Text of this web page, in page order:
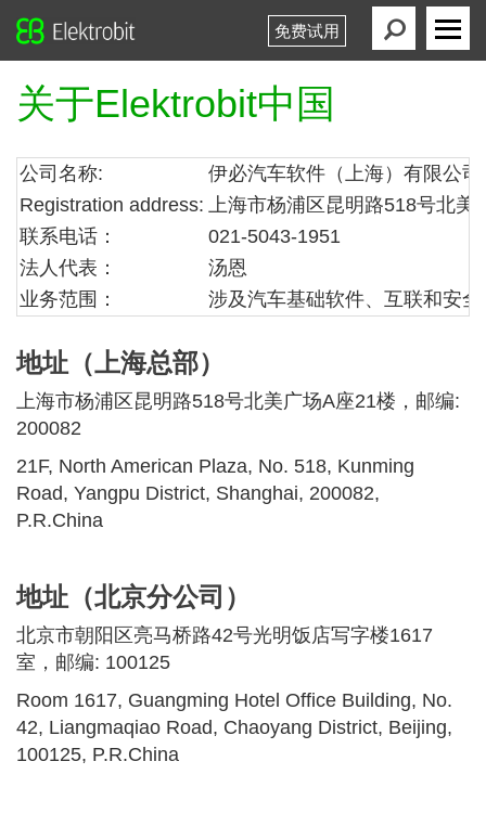
免费试用
Elektrobit
Primary
关于Elektrobit中国
公司名称:
伊必汽车软件（上海）有限公司
Registration address: 上海市杨浦区昆明路518号北美
联系电话：
021-5043-1951
法人代表：
汤恩
业务范围：
涉及汽车基础软件、互联和安
地址（上海总部）
上海市杨浦区昆明路518号北美广场A座21楼，邮编:
200082
21F, North American Plaza, No. 518, Kunming
Road, Yangpu District, Shanghai, 200082,
P.R.China
地址（北京分公司）
北京市朝阳区亮马桥路42号光明饭店写字楼1617
室，邮编: 100125
Room 1617, Guangming Hotel Office Building, No.
42, Liangmaqiao Road, Chaoyang District, Beijing,
100125, P.R.China